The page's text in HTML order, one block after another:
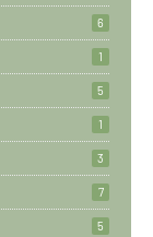
6
1
5
1
3
7
5